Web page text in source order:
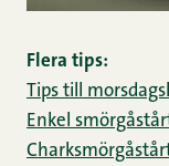
Flera tips:
Tips till
Enkel